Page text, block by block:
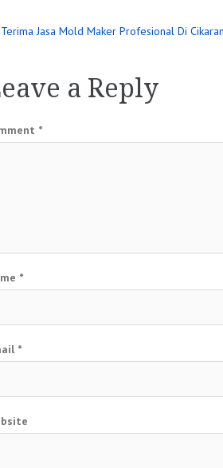
Terima Jasa Mold Maker Profesional Di
a Reply
*
*
*